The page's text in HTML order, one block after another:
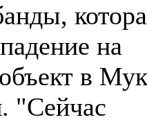
на
в
"Сейчас